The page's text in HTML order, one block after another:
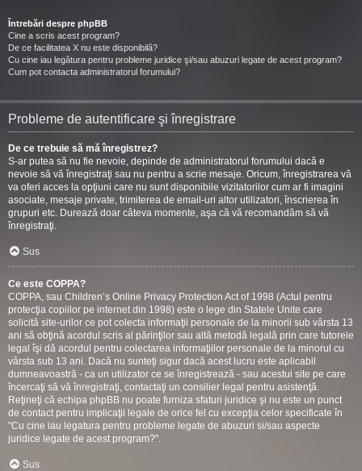
Întrebări despre phpBB
Cine a scris acest program?
De ce facilitatea X nu este disponibilă?
Cu cine iau legătura pentru probleme juridice şi/sau abuzuri legate de acest program?
Cum pot contacta administratorul forumului?
Probleme de autentificare şi înregistrare
De ce trebuie să mă înregistrez?
S-ar putea să nu fie nevoie, depinde de administratorul forumului dacă e
nevoie să vă înregistraţi sau nu pentru a scrie mesaje. Oricum, înregistrarea vă
va oferi acces la opţiuni care nu sunt disponibile vizitatorilor cum ar fi imagini
asociate, mesaje private, trimiterea de email-uri altor utilizatori, înscrierea în
grupuri etc. Durează doar câteva momente, aşa că vă recomandăm să vă
înregistraţi.
Sus
Ce este COPPA?
COPPA, sau Children’s Online Privacy Protection Act of 1998 (Actul pentru
protecţia copiilor pe internet din 1998) este o lege din Statele Unite care
solicită site-urilor ce pot colecta informaţii personale de la minorii sub vârsta 13
ani să obţină acordul scris al părinţilor sau altă metodă legală prin care tutorele
legal îşi dă acordul pentru colectarea informaţiilor personale de la minorul cu
vârsta sub 13 ani. Dacă nu sunteţi sigur dacă acest lucru este aplicabil
dumneavoastră - ca un utilizator ce se înregistrează - sau acestui site pe care
încercaţi să vă înregistraţi, contactaţi un consilier legal pentru asistenţă.
Reţineţi că echipa phpBB nu poate furniza sfaturi juridice şi nu este un punct
de contact pentru implicaţii legale de orice fel cu excepţia celor specificate în
"Cu cine iau legatura pentru probleme legate de abuzuri si/sau aspecte
juridice legate de acest program?".
Sus